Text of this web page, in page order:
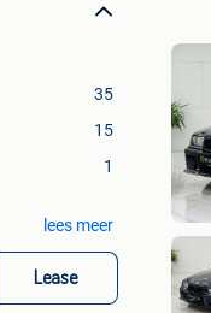
35
15
1
lees meer
Lease